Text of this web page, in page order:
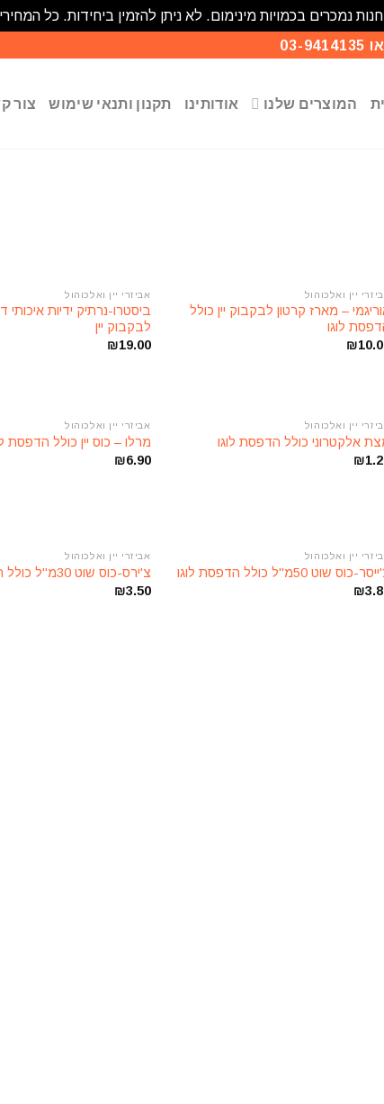
נמכרים בכמויות מינימום. לא ניתן להזמין ביחידות. כל
המוצרים שלנו אודותינו תקנון ותנאי שימוש צור
הוסף
לרשימת
יין ואלכוהול
– מארז קרטון לבקבוק יין כולל
לוגו
₪
אביזרי יין ואלכוהול
ביסטרו-נרתיק ידיות איכותי
לבקבוק יין
₪19.00
יין ואלכוהול
אלקטרוני כולל הדפסת לוגו
₪
אביזרי יין ואלכוהול
מרלו – כוס יין כולל הדפסת
₪6.90
הוסף
לרשימת
יין ואלכוהול
כוס שוט 50מ"ל כולל הדפסת לוגו
₪
אביזרי יין ואלכוהול
צ'ירס-כוס שוט 30מ"ל כולל הדפסת לוגו
₪3.50